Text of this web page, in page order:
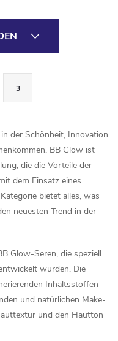
in den tieferen
3
der Schönheit, Innovation
BB Glow ist
die die Vorteile der
dem Einsatz eines
bietet alles, was
neuesten Trend in der
Glow-Seren, die speziell
wurden. Die
Inhaltsstoffen
und natürlichen Make-
und den Hautton